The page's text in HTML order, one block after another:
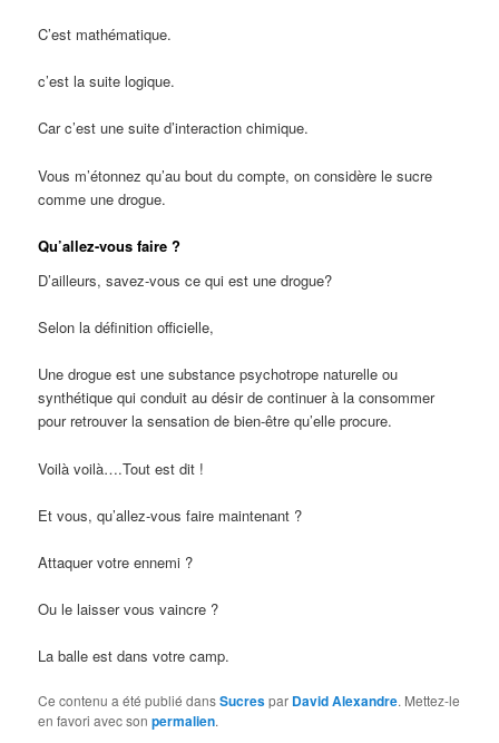
C’est mathématique.
c’est la suite logique.
Car c’est une suite d’interaction chimique.
Vous m’étonnez qu’au bout du compte, on considère le sucre
comme une drogue.
Qu’allez-vous faire ?
D’ailleurs, savez-vous ce qui est une drogue?
Selon la définition officielle,
Une drogue est une substance psychotrope naturelle ou
synthétique qui conduit au désir de continuer à la consommer
pour retrouver la sensation de bien-être qu’elle procure.
Voilà voilà….Tout est dit !
Et vous, qu’allez-vous faire maintenant ?
Attaquer votre ennemi ?
Ou le laisser vous vaincre ?
La balle est dans votre camp.
Ce contenu a été publié dansSucrespar David Alexandre. Mettez-le
en favori avec sonpermalien.